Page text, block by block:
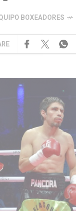
BOXEADORES